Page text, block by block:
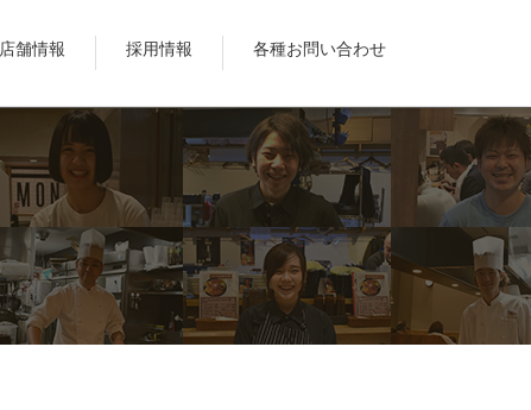
店舗情報 採用情報 各種お問い合わせ